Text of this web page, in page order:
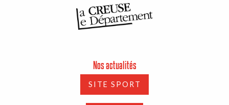
Nos actualités
SITE SPORT